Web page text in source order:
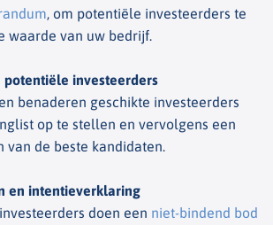
, om potentiële investeerders te
waarde van uw bedrijf.
potentiële investeerders
benaderen geschikte investeerders
op te stellen en vervolgens een
van de beste kandidaten.
en intentieverklaring
doen een niet-bindend bod